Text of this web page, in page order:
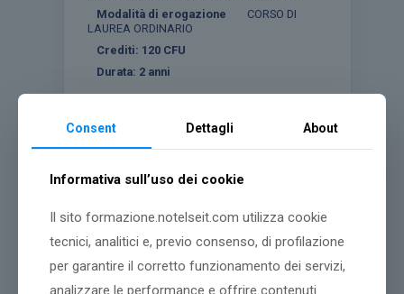
Modalità di erogazione
CORSO DI
LAUREA ORDINARIO
Crediti: 120 CFU
Durata: 2 anni
Consent Dettagli About
Informativa sull’uso dei cookie
Il sito formazione.notelseit.com utilizza cookie
tecnici, analitici e, previo consenso, di profilazione
per garantire il corretto funzionamento dei servizi,
analizzare le performance e offrire contenuti